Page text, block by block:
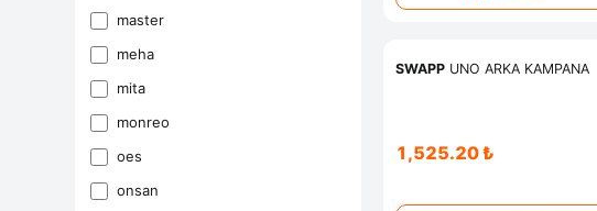
master
meha
mi̇ta
monreo
oes
onsan
SWAPP UNO ARKA KAMPANA
1,525.20 ₺